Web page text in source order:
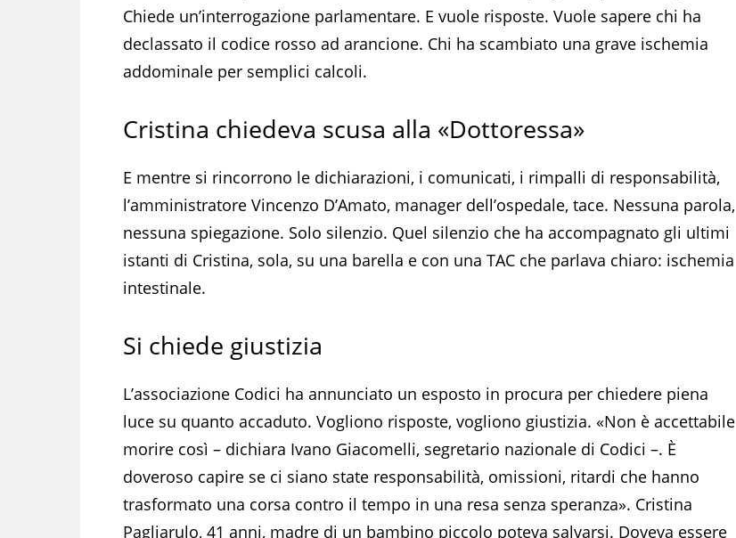
Chiede un’interrogazione parlamentare. E vuole risposte. Vuole sapere chi ha
declassato il codice rosso ad arancione. Chi ha scambiato una grave ischemia
addominale per semplici calcoli.
Cristina chiedeva scusa alla «Dottoressa»
E mentre si rincorrono le dichiarazioni, i comunicati, i rimpalli di responsabilità,
l’amministratore Vincenzo D’Amato, manager dell’ospedale, tace. Nessuna parola,
nessuna spiegazione. Solo silenzio. Quel silenzio che ha accompagnato gli ultimi
istanti di Cristina, sola, su una barella e con una TAC che parlava chiaro: ischemia
intestinale.
Si chiede giustizia
L’associazione Codici ha annunciato un esposto in procura per chiedere piena
luce su quanto accaduto. Vogliono risposte, vogliono giustizia. «Non è accettabile
morire così – dichiara Ivano Giacomelli, segretario nazionale di Codici –. È
doveroso capire se ci siano state responsabilità, omissioni, ritardi che hanno
trasformato una corsa contro il tempo in una resa senza speranza». Cristina
Pagliarulo, 41 anni, madre di un bambino piccolo poteva salvarsi. Doveva essere